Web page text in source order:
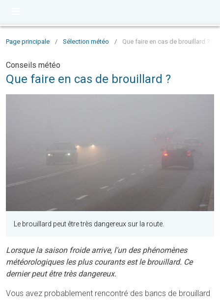
Page principale / Sélection météo / Que faire en cas de brouillard ?
Conseils météo
Que faire en cas de brouillard ?
Le brouillard peut être très dangereux sur la route.
Lorsque la saison froide arrive, l'un des phénomènes
météorologiques les plus courants est le brouillard. Ce
dernier peut être très dangereux.
Vous avez probablement rencontré des bancs de brouillard